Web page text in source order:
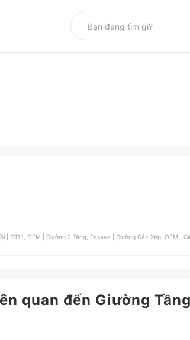
quan đến Giường